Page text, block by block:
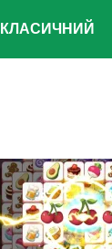
КЛАСИЧНИЙ